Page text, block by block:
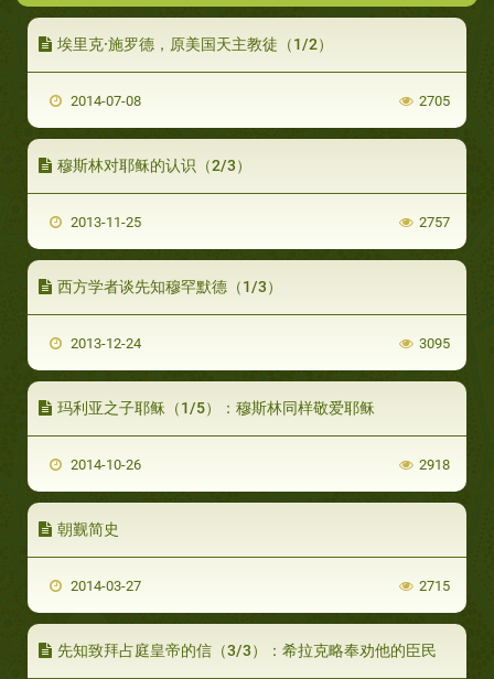
埃里克·施罗德，原美国天主教徒（1/2）
2014-07-08 2705
穆斯林对耶稣的认识（2/3）
2013-11-25 2757
西方学者谈先知穆罕默德（1/3）
2013-12-24 3095
玛利亚之子耶稣（1/5）：穆斯林同样敬爱耶稣
2014-10-26 2918
朝觐简史
2014-03-27 2715
先知致拜占庭皇帝的信（3/3）：希拉克略奉劝他的臣民